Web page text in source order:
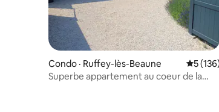
Condo · Ruffey-lès-Beaune Note
5
Superbe appartement au coeur de la